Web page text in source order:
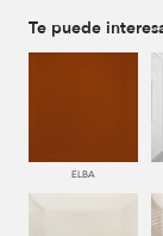
Te puede
ELBA